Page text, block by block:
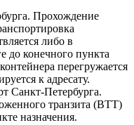
Прохождение
либо в
до конечного пункта
перегружается
к адресату.
Санкт-Петербурга.
транзита (ВТТ)
назначения.